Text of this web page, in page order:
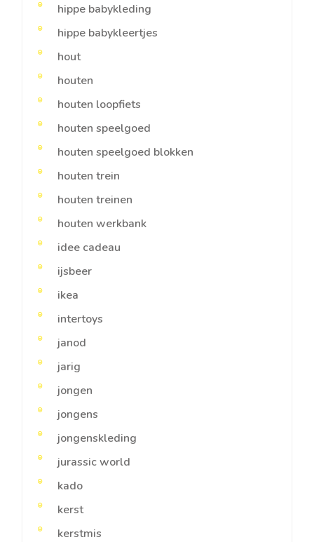
hippe babykleding
hippe babykleertjes
hout
houten
houten loopfiets
houten speelgoed
houten speelgoed blokken
houten trein
houten treinen
houten werkbank
idee cadeau
ijsbeer
ikea
intertoys
janod
jarig
jongen
jongens
jongenskleding
jurassic world
kado
kerst
kerstmis